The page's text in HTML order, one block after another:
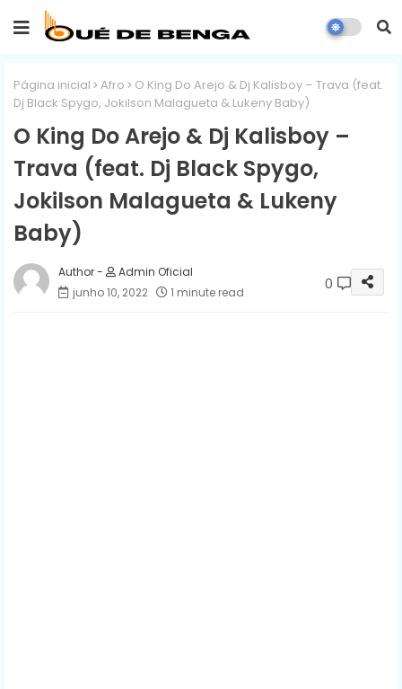
Página inicial Afro
O King Do Arejo & Dj Kalisboy – Trava (feat.
Dj Black Spygo, Jokilson Malagueta & Lukeny Baby)
O King Do Arejo & Dj Kalisboy –
Trava (feat. Dj Black Spygo,
Jokilson Malagueta & Lukeny
Baby)
Admin Oficial
junho 10, 2022
1 minute read 0